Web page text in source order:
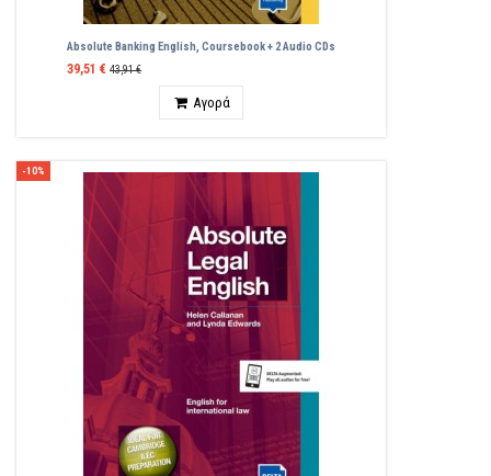
Absolute Banking English, Coursebook + 2 Audio CDs
39,51 € 43,91 €
Αγορά
-10%